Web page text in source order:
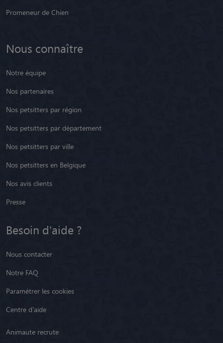
Promeneur de Chien
Nous connaître
Notre équipe
Nos partenaires
Nos petsitters par région
Nos petsitters par département
Nos petsitters par ville
Nos petsitters en Belgique
Nos avis clients
Presse
Besoin d'aide ?
Nous contacter
Notre FAQ
Paramétrer les cookies
Centre d'aide
Animaute recrute